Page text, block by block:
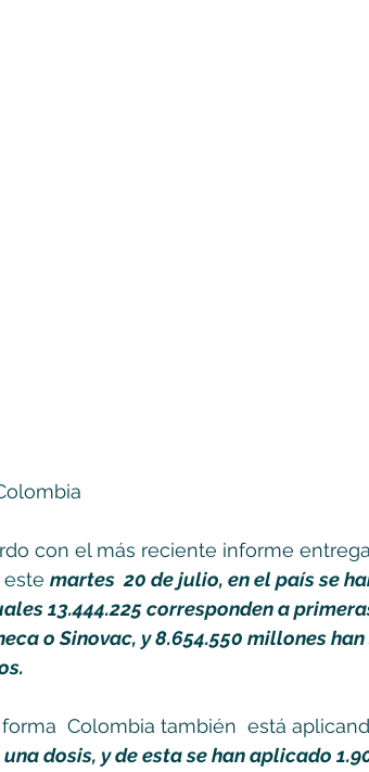
con el más reciente informe
martes  20 de julio, en el país se
13.444.225 corresponden a
o Sinovac, y 8.654.550 millones
Colombia también  está
dosis, y de esta se han aplicado